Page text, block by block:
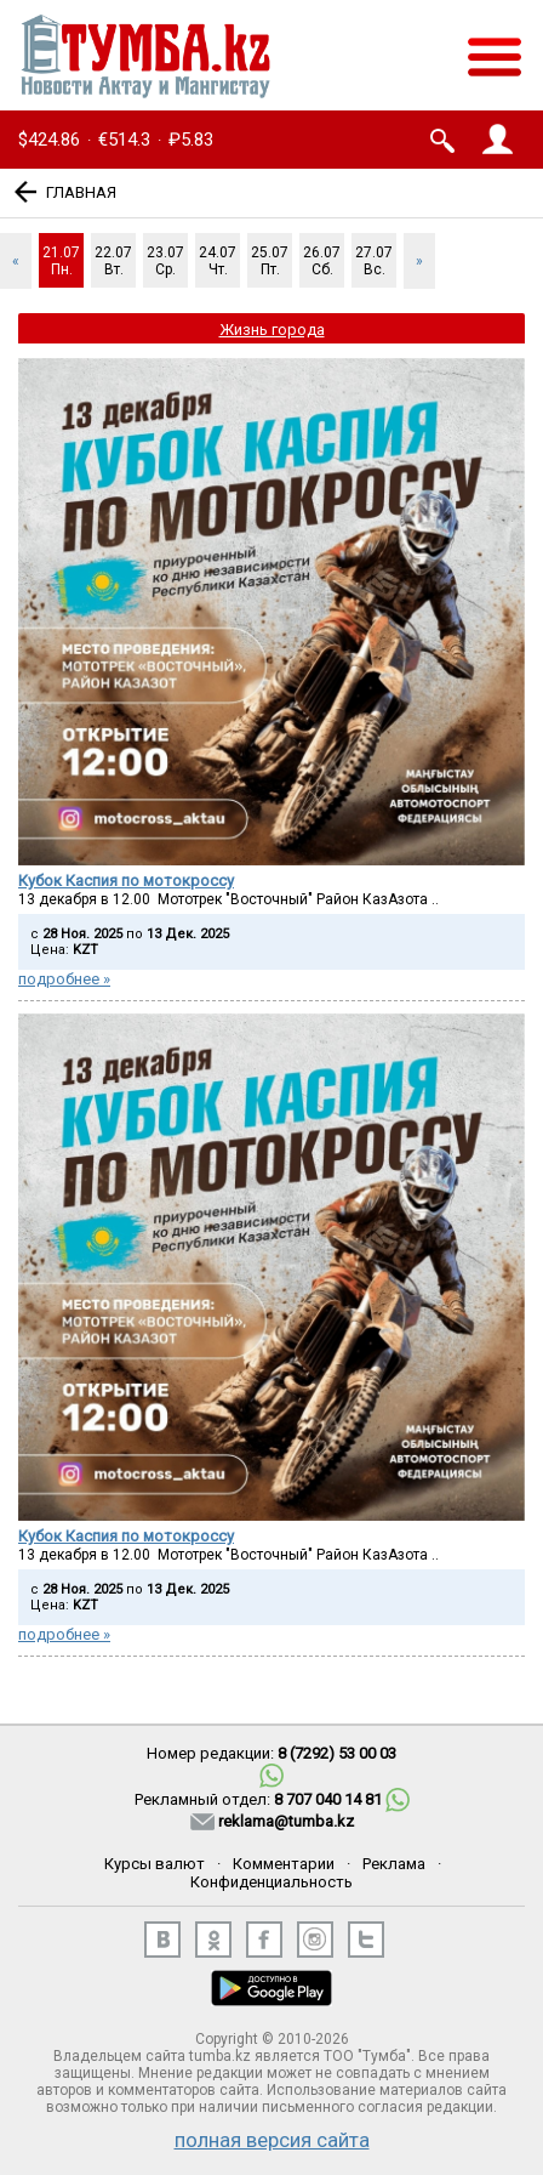
$424.86 · €514.3 · ₽5.83
ГЛАВНАЯ
«
21.07
Пн.
22.07
Вт.
23.07
Ср.
24.07
Чт.
25.07
Пт.
26.07
Сб.
27.07
Вс.
»
Жизнь города
Кубок Каспия по мотокроссу
13 декабря в 12.00 Мототрек "Восточный" Район КазАзота ..
c 28 Ноя. 2025по 13 Дек. 2025
Цена: KZT
подробнее »
Кубок Каспия по мотокроссу
13 декабря в 12.00 Мототрек "Восточный" Район КазАзота ..
c 28 Ноя. 2025по 13 Дек. 2025
Цена: KZT
подробнее »
Номер редакции: 8 (7292) 53 00 03
Рекламный отдел: 8 707 040 14 81
reklama@tumba.kz
Курсы валют · Комментарии · Реклама
·
Конфиденциальность
Copyright © 2010-2026
Владельцем сайта tumba.kz является ТОО "Тумба". Все права
защищены. Мнение редакции может не совпадать с мнением
авторов и комментаторов сайта. Использование материалов сайта
возможно только при наличии письменного согласия редакции.
полная версия сайта